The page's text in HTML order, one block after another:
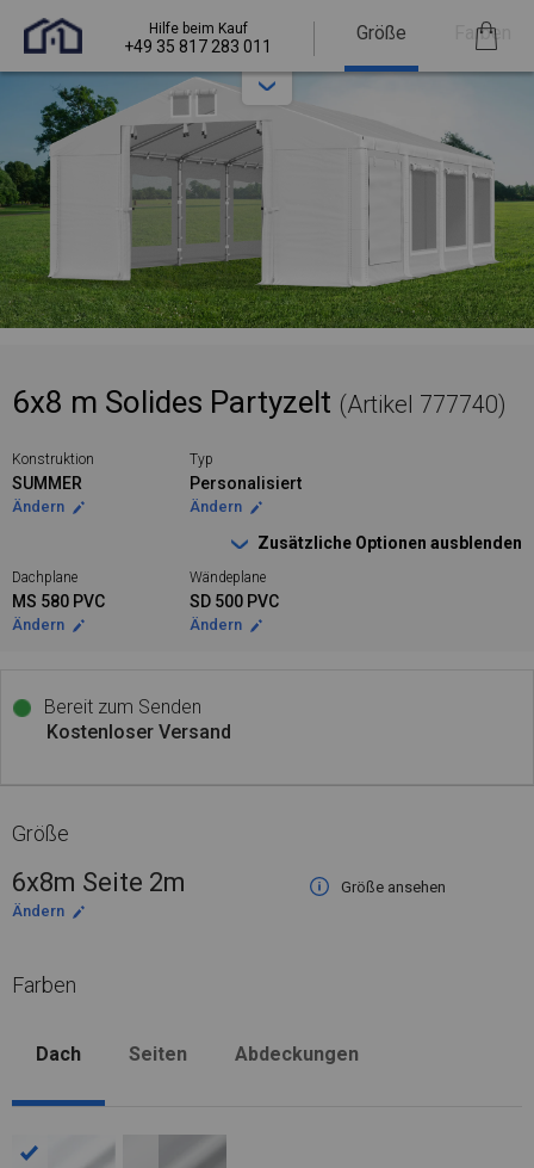
Hilfe beim Kauf
+49 35 817 283 011
Größe Farben
6x8 m Solides Partyzelt (Artikel 777740)
Konstruktion
SUMMER
Ändern
Typ
Personalisiert
Ändern
Zusätzliche Optionen ausblenden
Dachplane
MS 580 PVC
Ändern
Wändeplane
SD 500 PVC
Ändern
Bereit zum Senden
Kostenloser Versand
Größe
6x8m Seite 2m
Größe ansehen
Ändern
Farben
Dach Seiten Abdeckungen